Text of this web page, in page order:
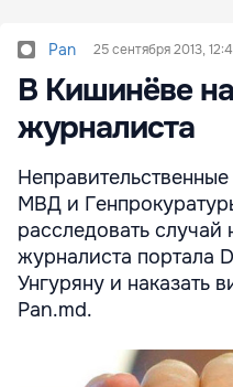
Pan 25 сентября 2013,
В Кишинёве
журналиста
МВД и
расследовать случай
журналиста портала
Унгуряну и наказать
Pan.md.